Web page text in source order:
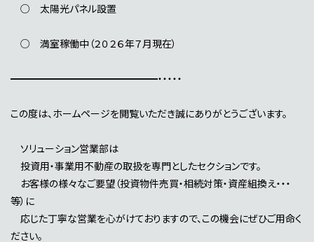
○ 太陽光パネル設置
○ 満室稼働中（２０２６年７月現在）
━━━━━━━━━━━━━━━・・・・・
この度は、ホームページを閲覧いただき誠にありがとうございます。
ソリューション営業部は
投資用・事業用不動産の取扱を専門としたセクションです。
お客様の様々なご要望（投資物件売買・相続対策・資産組換え・・・
等）に
応じた丁寧な営業を心がけておりますので、この機会にぜひご用命く
ださい。